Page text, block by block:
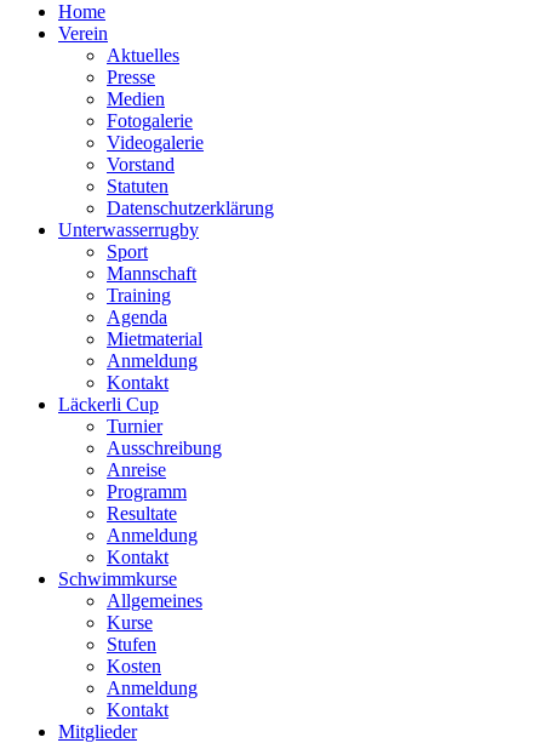
Home
Verein
Aktuelles
Presse
Medien
Fotogalerie
Videogalerie
Vorstand
Statuten
Datenschutzerklärung
Unterwasserrugby
Sport
Mannschaft
Training
Agenda
Mietmaterial
Anmeldung
Kontakt
Läckerli Cup
Turnier
Ausschreibung
Anreise
Programm
Resultate
Anmeldung
Kontakt
Schwimmkurse
Allgemeines
Kurse
Stufen
Kosten
Anmeldung
Kontakt
Mitglieder